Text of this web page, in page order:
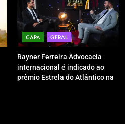
CAPA GERAL
Rayner Ferreira Advocacia
internacional é indicado ao
prêmio Estrela do Atlântico na